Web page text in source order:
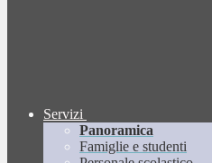
Servizi
Panoramica
Famiglie e studenti